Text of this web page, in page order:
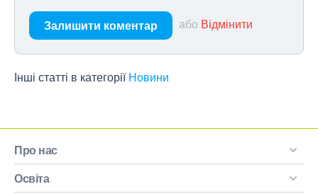
Залишити коментар або Відмінити
Інші статті в категорії Новини
Про нас
Освіта